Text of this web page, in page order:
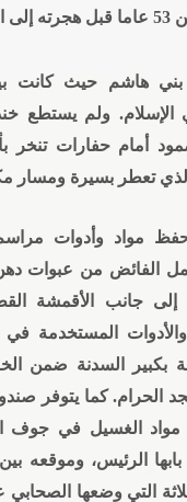
هاشم حيث كانت
الإسلام. ولم يستطع
أمام حفارات تنخر
تعطر بسيرة ومسار
حفظ مواد وأدوات
الفائض من عبوات
إلى جانب الأقمشة
المستخدمة
السدنة ضمن
الحرام. كما يتوفر
الغسيل في جوف
الرئيس، وموقعه بين
التي وضعها الصحابي